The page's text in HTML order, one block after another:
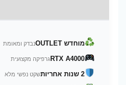
מוחדש OUTLET נבדק ומאומת
RTX A4000גרפיקה מקצועית
2 שנות אחריות שקט נפשי מלא